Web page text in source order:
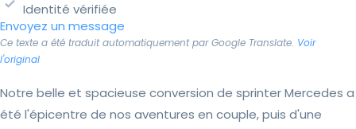
Identité vérifiée
Envoyez un message
Ce texte a été traduit automatiquement par Google Translate. Voir
l'original
Notre belle et spacieuse conversion de sprinter Mercedes a
été l'épicentre de nos aventures en couple, puis d'une